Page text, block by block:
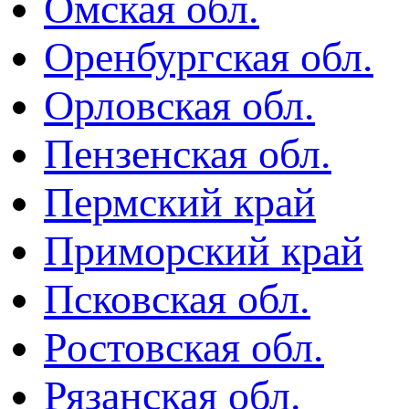
Оренбургская обл.
Орловская обл.
Пензенская обл.
Пермский край
Приморский край
Псковская обл.
Ростовская обл.
Рязанская обл.